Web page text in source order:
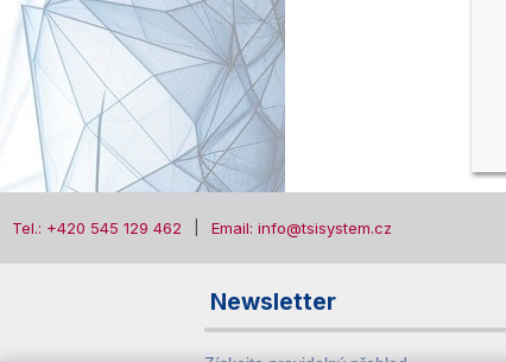
Tel.: +420 545 129 462 Email: info@tsisystem.cz
Newsletter